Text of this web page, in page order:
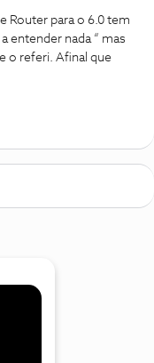
Router para o 6.0 tem
entender nada “ mas
o referi. Afinal que